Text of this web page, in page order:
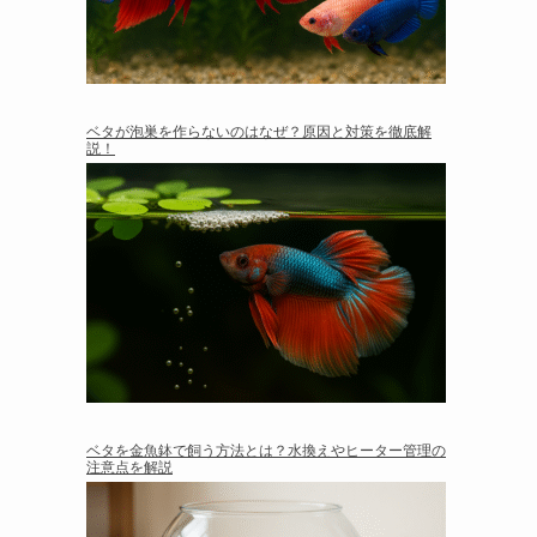
ベタが泡巣を作らないのはなぜ？原因と対策を徹底解
説！
ベタを金魚鉢で飼う方法とは？水換えやヒーター管理の
注意点を解説